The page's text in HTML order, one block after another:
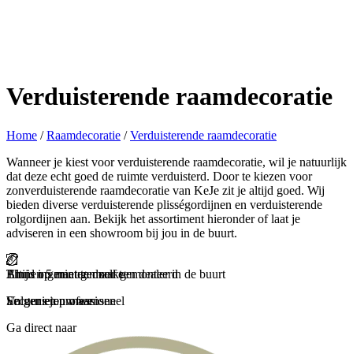
Verduisterende raamdecoratie
Home / Raamdecoratie / Verduisterende raamdecoratie
Wanneer je kiest voor verduisterende raamdecoratie, wil je natuurlijk
dat deze echt goed de ruimte verduisterd. Door te kiezen voor
zonverduisterende raamdecoratie van KeJe zit je altijd goed. Wij
bieden diverse verduisterende plisségordijnen en verduisterende
rolgordijnen aan. Bekijk het assortiment hieronder of laat je
adviseren in een showroom bij jou in de buurt.
Binnen 5 minuten zelf gemonteerd
En genieten maar
Thuis ingemeten door een dealer in de buurt
Secuur en professioneel
Altijd op maat gemaakt
Volgens jouw wensen
Snel geleverd
Zorgeloos en snel
Ga direct naar